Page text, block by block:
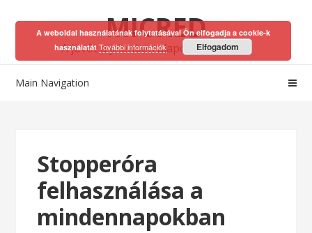
to
navigation
to
content
MICRED
A jövőt a jelenben alapozhatod meg!
Main Navigation
Stopperóra
felhasználása a
mindennapokban
A weboldal használatának folytatásával Ön elfogadja a cookie-k
használatátTovábbi információk Elfogadom